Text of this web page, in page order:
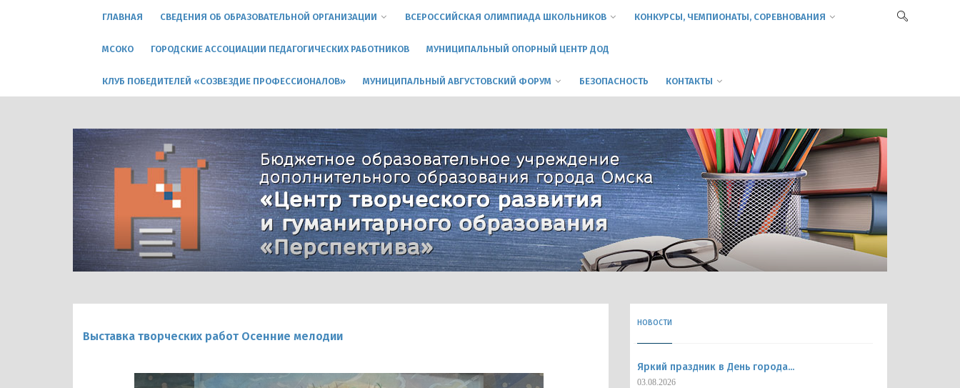
ГЛАВНАЯ СВЕДЕНИЯ ОБ ОБРАЗОВАТЕЛЬНОЙ ОРГАНИЗАЦИИ ВСЕРОССИЙСКАЯ ОЛИМПИАДА ШКОЛЬНИКОВ КОНКУРСЫ, ЧЕМПИОНАТЫ, СОРЕВНОВАНИЯ
МСОКО ГОРОДСКИЕ АССОЦИАЦИИ ПЕДАГОГИЧЕСКИХ РАБОТНИКОВ МУНИЦИПАЛЬНЫЙ ОПОРНЫЙ ЦЕНТР ДОД
КЛУБ ПОБЕДИТЕЛЕЙ «СОЗВЕЗДИЕ ПРОФЕССИОНАЛОВ» МУНИЦИПАЛЬНЫЙ АВГУСТОВСКИЙ ФОРУМ БЕЗОПАСНОСТЬ КОНТАКТЫ
Выставка творческих работ Осенние мелодии
НОВОСТИ
Яркий праздник в День города...
03.08.2026